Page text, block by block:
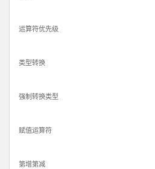
运算符优先级
类型转换
强制转换类型
赋值运算符
第增第减